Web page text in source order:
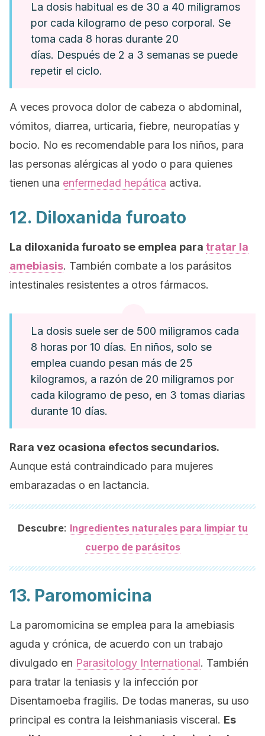
La dosis habitual es de 30 a 40 miligramos
por cada kilogramo de peso corporal. Se
toma cada 8 horas durante 20
días. Después de 2 a 3 semanas se puede
repetir el ciclo.
A veces provoca dolor de cabeza o abdominal,
vómitos, diarrea, urticaria, fiebre, neuropatías y
bocio. No es recomendable para los niños, para
las personas alérgicas al yodo o para quienes
tienen una enfermedad hepática activa.
12. Diloxanida furoato
La diloxanida furoato se emplea para tratar la
amebiasis. También combate a los parásitos
intestinales resistentes a otros fármacos.
La dosis suele ser de 500 miligramos cada
8 horas por 10 días. En niños, solo se
emplea cuando pesan más de 25
kilogramos, a razón de 20 miligramos por
cada kilogramo de peso, en 3 tomas diarias
durante 10 días.
Rara vez ocasiona efectos secundarios.
Aunque está contraindicado para mujeres
embarazadas o en lactancia.
Descubre: Ingredientes naturales para limpiar tu
cuerpo de parásitos
13. Paromomicina
La paromomicina se emplea para la amebiasis
aguda y crónica, de acuerdo con un trabajo
divulgado en Parasitology International. También
para tratar la teniasis y la infección por
Disentamoeba fragilis. De todas maneras, su uso
principal es contra la leishmaniasis visceral. Es